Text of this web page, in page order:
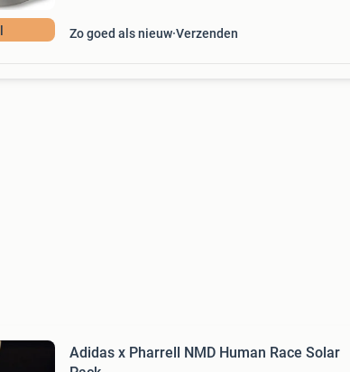
Zo goed als nieuw Verzenden
Adidas x Pharrell NMD Human Race Solar